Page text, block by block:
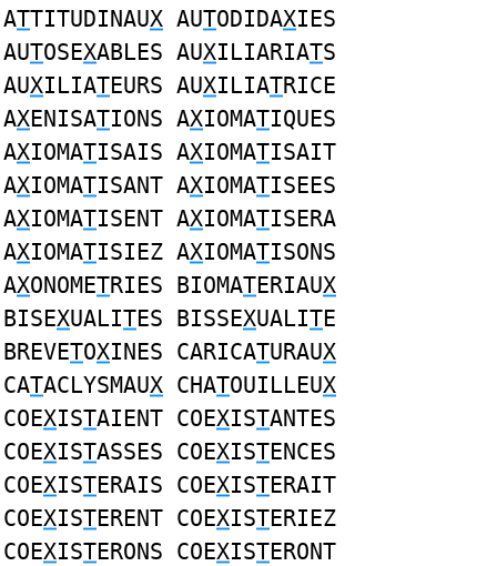
ATTITUDINAUX AUTODIDAXIES
AUTOSEXABLES AUXILIARIATS
AUXILIATEURS AUXILIATRICE
AXENISATIONS AXIOMATIQUES
AXIOMATISAIS AXIOMATISAIT
AXIOMATISANT AXIOMATISEES
AXIOMATISENT AXIOMATISERA
AXIOMATISIEZ AXIOMATISONS
AXONOMETRIES BIOMATERIAUX
BISEXUALITES BISSEXUALITE
BREVETOXINES CARICATURAUX
CATACLYSMAUX CHATOUILLEUX
COEXISTAIENT COEXISTANTES
COEXISTASSES COEXISTENCES
COEXISTERAIS COEXISTERAIT
COEXISTERENT COEXISTERIEZ
COEXISTERONS COEXISTERONT